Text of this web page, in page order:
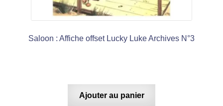
Saloon : Affiche offset Lucky Luke Archives N°3
Ajouter au panier